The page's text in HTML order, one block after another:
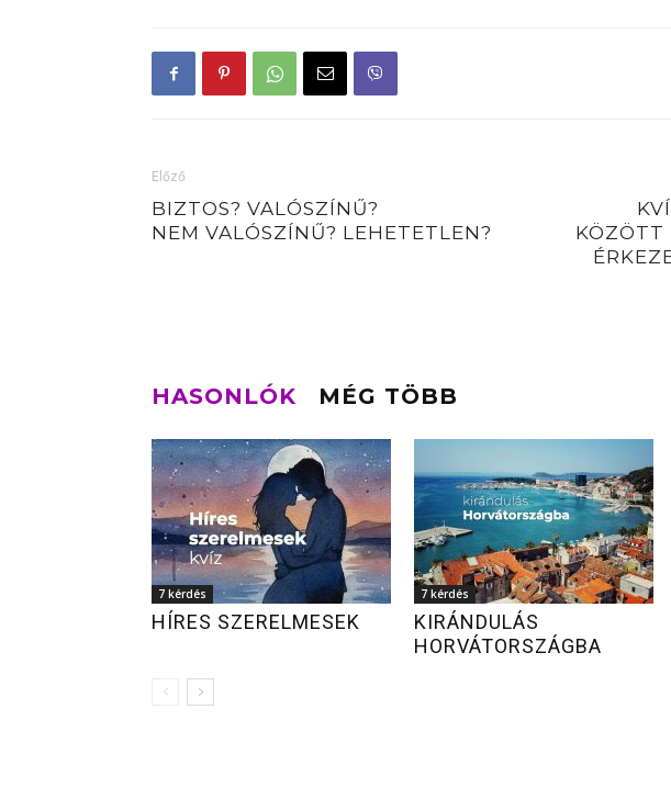
Előző
BIZTOS? VALÓSZÍNŰ?
NEM VALÓSZÍNŰ? LEHETETLEN?
KÖZÖTT
HASONLÓK MÉG TÖBB
7 kérdés
HÍRES SZERELMESEK
7 kérdés
KIRÁNDULÁS
HORVÁTORSZÁGBA